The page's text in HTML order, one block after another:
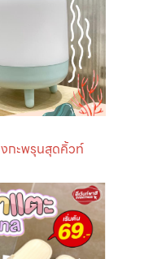
กะพรุนสุดคิ้วท์